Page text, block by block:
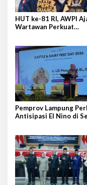
HUT ke-81 RI, AWPI
Wartawan Perkuat
Pemprov Lampung
Antisipasi El Nino di